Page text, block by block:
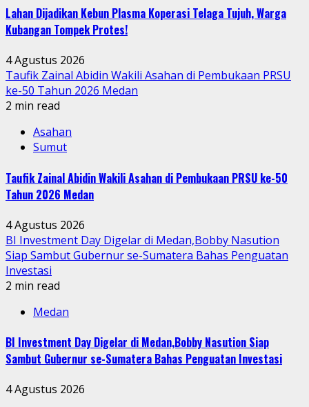
Lahan Dijadikan Kebun Plasma Koperasi Telaga Tujuh, Warga
Kubangan Tompek Protes!
4 Agustus 2026
Taufik Zainal Abidin Wakili Asahan di Pembukaan PRSU
ke-50 Tahun 2026 Medan
2 min read
Asahan
Sumut
Taufik Zainal Abidin Wakili Asahan di Pembukaan PRSU ke-50
Tahun 2026 Medan
4 Agustus 2026
BI Investment Day Digelar di Medan,Bobby Nasution
Siap Sambut Gubernur se-Sumatera Bahas Penguatan
Investasi
2 min read
Medan
BI Investment Day Digelar di Medan,Bobby Nasution Siap
Sambut Gubernur se-Sumatera Bahas Penguatan Investasi
4 Agustus 2026